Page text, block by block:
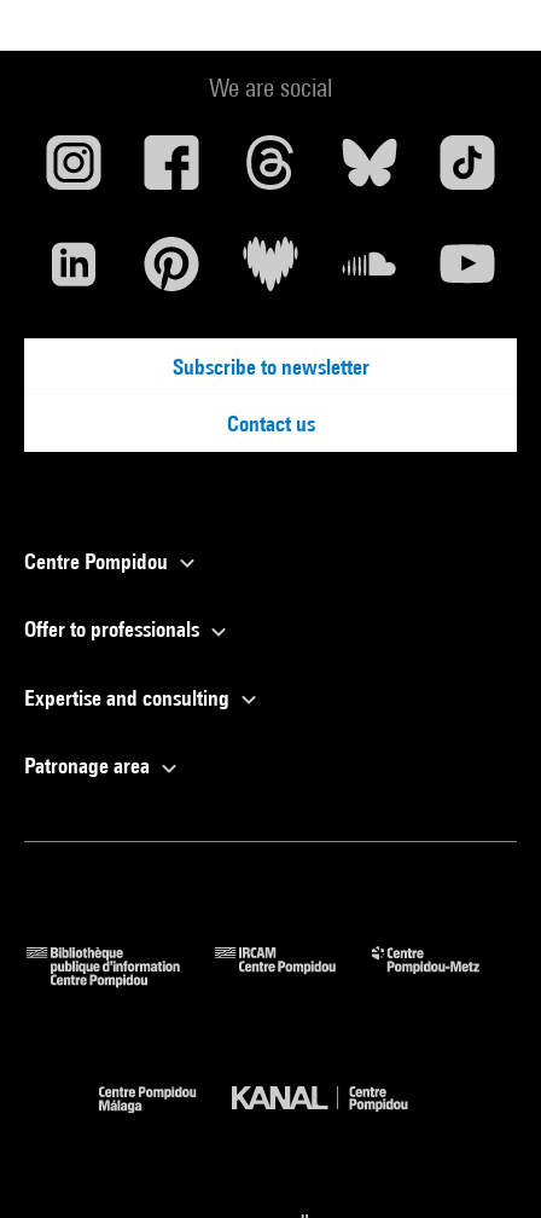
We are social
Subscribe to newsletter
Contact us
Centre Pompidou
Offer to professionals
Expertise and consulting
Patronage area